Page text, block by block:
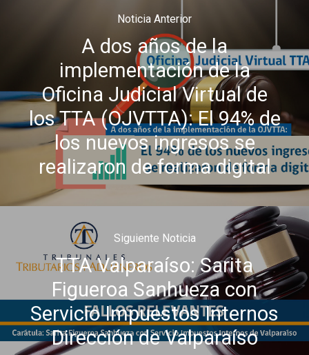
Noticia Anterior
A dos años de la
implementación de la
Oficina Judicial Virtual de
los TTA (OJVTTA): El 94% de
los nuevos ingresos se
realizaron de forma digital
Siguiente Noticia
TTA Valparaíso: Sarita
Figueroa Sanhueza con
Servicio Impuestos Internos
Dirección de Valparaíso